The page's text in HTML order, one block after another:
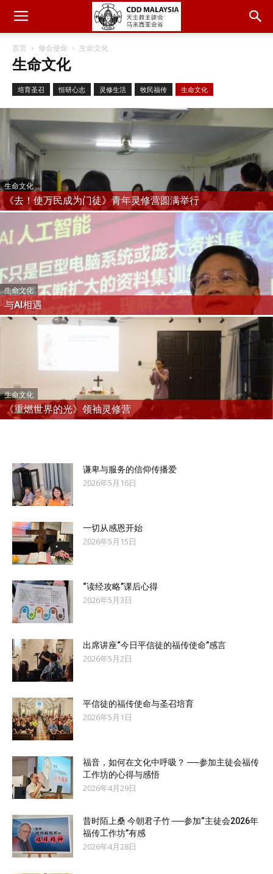
首页 修会使命 生命文化
生命文化
培育圣召 恒研心志 灵修生活 牧民福传 生命文化
生命文化
《去！使万民成为门徒》青年灵修营圆满举行
生命文化
与AI相遇
生命文化
《重燃世界的光》领袖灵修营
谦卑与服务的信仰传播爱
2026年5月16日
一切从感恩开始
2026年5月15日
“读经攻略”课后心得
2026年5月3日
出席讲座“今日平信徒的福传使命”感言
2026年5月2日
平信徒的福传使命与圣召培育
2026年5月1日
福音，如何在文化中呼吸？ ──参加主徒会福传
工作坊的心得与感悟
2026年4月29日
昔时陌上桑 今朝君子竹 ──参加“主徒会2026年
福传工作坊”有感
2026年4月28日